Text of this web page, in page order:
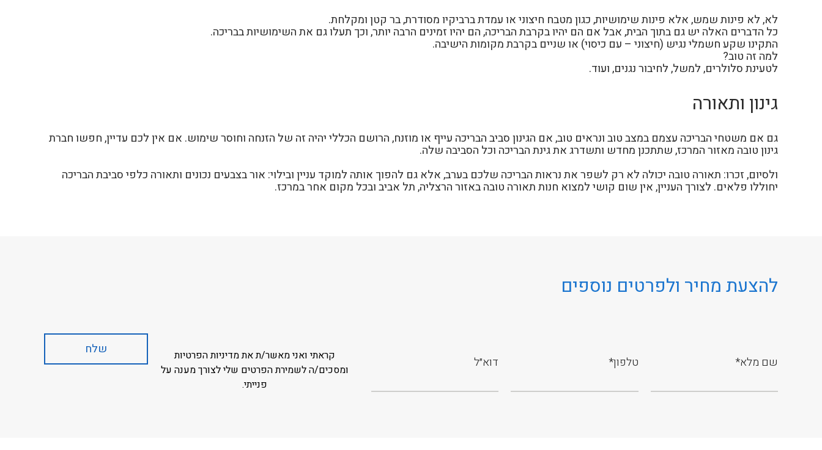
לא, לא פינות שמש, אלא פינות שימושיות, כגון מטבח חיצוני או עמדת ברביקיו מסודרת, בר קטן ומקלחת.
כל הדברים האלה יש גם בתוך הבית, אבל אם הם יהיו בקרבת הבריכה, הם יהיו זמינים הרבה יותר, וכך תעלו גם את השימושיות בבריכה.
התקינו שקע חשמלי נגיש (חיצוני – עם כיסוי) או שניים בקרבת מקומות הישיבה.
למה זה טוב?
לטעינת סלולרים, למשל, לחיבור נגנים, ועוד.
גינון ותאורה
גם אם משטחי הבריכה עצמם במצב טוב ונראים טוב, אם הגינון סביב הבריכה עייף או מוזנח, הרושם הכללי יהיה זה של הזנחה וחוסר שימוש. אם אין לכם עדיין, חפשו חברת
גינון טובה מאזור המרכז, שתתכנן מחדש ותשדרג את גינת הבריכה וכל הסביבה שלה.
ולסיום, זכרו: תאורה טובה יכולה לא רק לשפר את נראות הבריכה שלכם בערב, אלא גם להפוך אותה למוקד עניין ובילוי: אור בצבעים נכונים ותאורה כלפי סביבת הבריכה
יחוללו פלאים. לצורך העניין, אין שום קושי למצוא חנות תאורה טובה באזור הרצליה, תל אביב ובכל מקום אחר במרכז.
להצעת מחיר ולפרטים נוספים
קראתי ואני מאשר/ת את מדיניות הפרטיות
ומסכים/ה לשמירת הפרטים שלי לצורך מענה על
פנייתי.